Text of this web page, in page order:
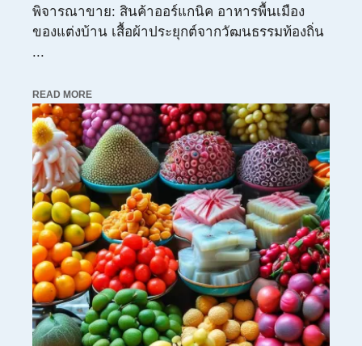
พิจารณาขาย: สินค้าออร์แกนิค อาหารพื้นเมือง
ของแต่งบ้าน เสื้อผ้าประยุกต์จากวัฒนธรรมท้องถิ่น
...
READ MORE